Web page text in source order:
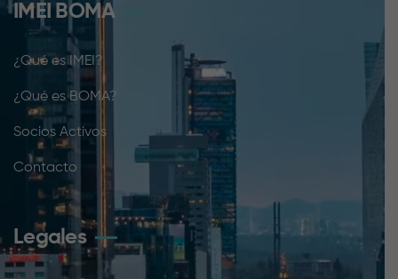
IMEI BOMA
¿Qué es IMEI?
¿Qué es BOMA?
Socios Activos
Contacto
Legales